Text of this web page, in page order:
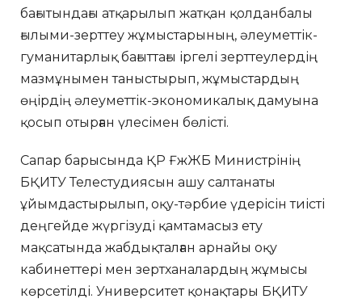
бағытындағы атқарылып жатқан қолданбалы
ғылыми-зерттеу жұмыстарының, әлеуметтік-
гуманитарлық бағыттағы іргелі зерттеулердің
мазмұнымен таныстырып, жұмыстардың
өңірдің әлеуметтік-экономикалық дамуына
қосып отырған үлесімен бөлісті.
Сапар барысында ҚР ҒжЖБ Министрінің
БҚИТУ Телестудиясын ашу салтанаты
ұйымдастырылып, оқу-тәрбие үдерісін тиісті
деңгейде жүргізуді қамтамасыз ету
мақсатында жабдықталған арнайы оқу
кабинеттері мен зертханалардың жұмысы
көрсетілді. Университет қонақтары БҚИТУ